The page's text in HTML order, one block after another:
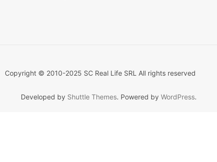
Copyright © 2010-2025 SC Real Life SRL All rights reserved
Developed by Shuttle Themes. Powered by WordPress.